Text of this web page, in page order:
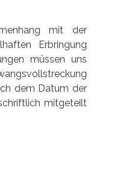
mit der
Erbringung
müssen uns
dem Datum der
mitgeteilt